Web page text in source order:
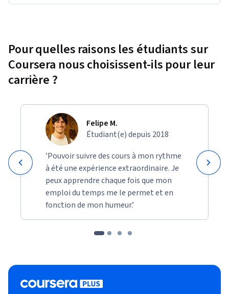
Pour quelles raisons les étudiants sur
Coursera nous choisissent-ils pour leur
carrière ?
Felipe M.
Étudiant(e) depuis 2018
’Pouvoir suivre des cours à mon rythme
à été une expérience extraordinaire. Je
peux apprendre chaque fois que mon
emploi du temps me le permet et en
fonction de mon humeur.’